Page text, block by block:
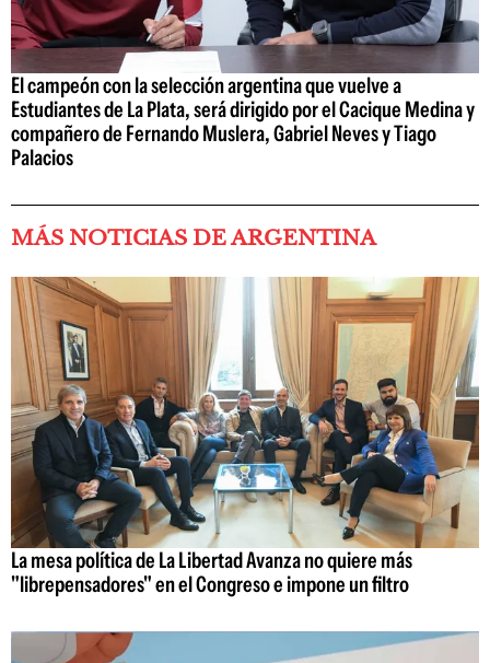
El campeón con la selección argentina que vuelve a
Estudiantes de La Plata, será dirigido por el Cacique Medina y
compañero de Fernando Muslera, Gabriel Neves y Tiago
Palacios
MÁS NOTICIAS DE ARGENTINA
La mesa política de La Libertad Avanza no quiere más
"librepensadores" en el Congreso e impone un filtro